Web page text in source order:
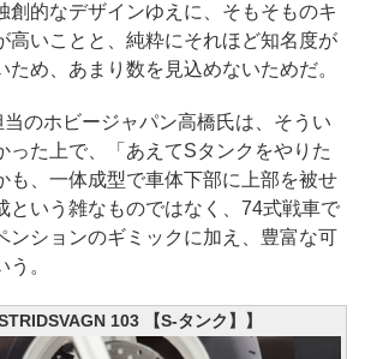
創的なデザインゆえに、そもそものキ
高いことと、純粋にそれほど知名度が
ため、あまり数を見込めないためだ。
のホビージャパン高橋氏は、そうい
った上で、「あえてSタンクをやりた
も、一体成型で車体下部に上部を被せ
という雑なものではなく、74式戦車で
ンションのギミックに加え、豊富な可
。
103 【S-タンク】】